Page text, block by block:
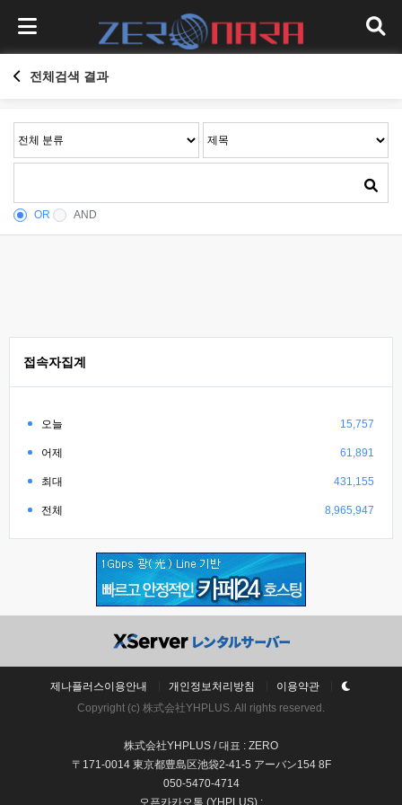
전체검색 결과
OR AND
접속자집계
오늘 15,757
어제 61,891
최대 431,155
전체 8,965,947
제나플러스이용안내 개인정보처리방침
이용약관
Copyright (c) 株式会社YHPLUS. All rights reserved.
株式会社YHPLUS / 대표 : ZERO
〒171-0014 東京都豊島区池袋2-41-5 アーバン154 8F
050-5470-4714
오픈카카오톡 (YHPLUS) :